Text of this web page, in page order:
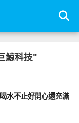
鯨科技"
水不止好開心還充滿